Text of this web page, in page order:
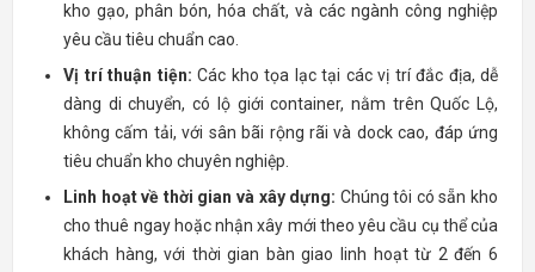
kho gạo, phân bón, hóa chất, và các ngành công nghiệp
yêu cầu tiêu chuẩn cao.
Vị trí thuận tiện: Các kho tọa lạc tại các vị trí đắc địa, dễ
dàng di chuyển, có lộ giới container, nằm trên Quốc Lộ,
không cấm tải, với sân bãi rộng rãi và dock cao, đáp ứng
tiêu chuẩn kho chuyên nghiệp.
Linh hoạt về thời gian và xây dựng: Chúng tôi có sẵn kho
cho thuê ngay hoặc nhận xây mới theo yêu cầu cụ thể của
khách hàng, với thời gian bàn giao linh hoạt từ 2 đến 6